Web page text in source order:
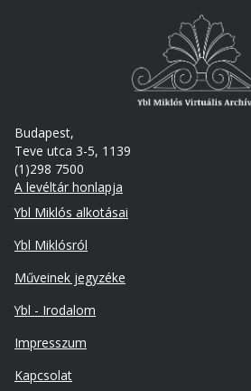
Budapest,
Teve utca 3-5, 1139
(1)298 7500
A levéltár honlapja
Footer
Ybl Miklós alkotásai
Ybl Miklósról
Műveinek jegyzéke
Ybl - Irodalom
Lábléc
másodlagos
Impresszum
Kapcsolat